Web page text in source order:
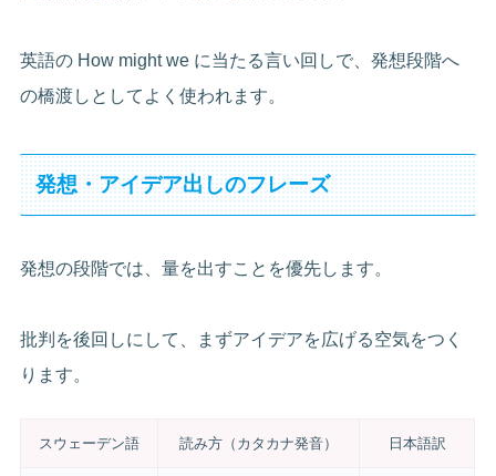
英語の How might we に当たる言い回しで、発想段階へ
の橋渡しとしてよく使われます。
発想・アイデア出しのフレーズ
発想の段階では、量を出すことを優先します。
批判を後回しにして、まずアイデアを広げる空気をつく
ります。
スウェーデン語 読み方（カタカナ発音） 日本語訳